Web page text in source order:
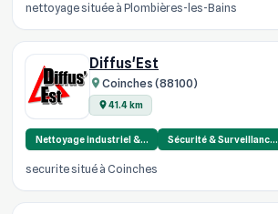
nettoyage située à Plombières-les-Bains
Diffus'Est
Coinches (88100)
41.4 km
Nettoyage industriel &… Sécurité & Surveillanc…
securite situé à Coinches